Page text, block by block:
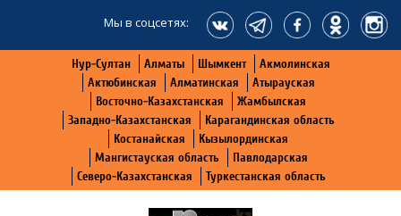
Мы в соцсетях:
Нур-Султан Алматы Шымкент
Акмолинская
Актюбинская
Алматинская
Атырауская
Восточно-Казахстанская
Жамбылская
Западно-Казахстанская
Карагандинская область
Костанайская
Кызылординская
Мангистауская область
Павлодарская
Северо-Казахстанская
Туркестанская область